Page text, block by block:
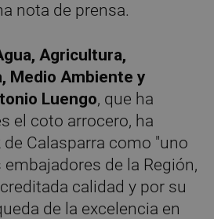
nota de prensa.
Agricultura,
Medio Ambiente y
Luengo, que ha
el coto arrocero, ha
Calasparra como "uno
de la Región,
calidad y por su
de la excelencia en